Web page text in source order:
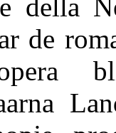
della
de